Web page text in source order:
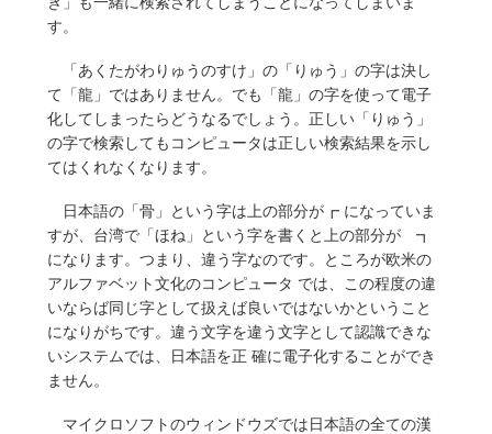
す。
「あくたがわりゅうのすけ」の「りゅう」の字は決し
て「龍」ではありません。でも「龍」の字を使って電子
化してしまったらどうなるでしょう。正しい「りゅう」
の字で検索してもコンピュータは正しい検索結果を示し
てはくれなくなります。
日本語の「骨」という字は上の部分が┏ になっていま
すが、台湾で「ほね」という字を書くと上の部分が ┓
になります。つまり、違う字なのです。ところが欧米の
アルファベット文化のコンピュータ では、この程度の違
いならば同じ字として扱えば良いではないかということ
になりがちです。違う文字を違う文字として認識できな
いシステムでは、日本語を正 確に電子化することができ
ません。
マイクロソフトのウィンドウズでは日本語の全ての漢